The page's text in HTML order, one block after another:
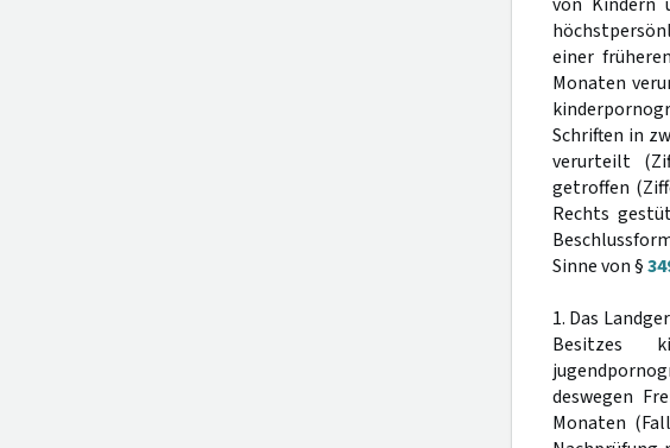
einer
Monaten
Schriften in
verurteilt
getroffen
Rechts
Sinne von §
1. Das
Besitzes
deswegen
Monaten